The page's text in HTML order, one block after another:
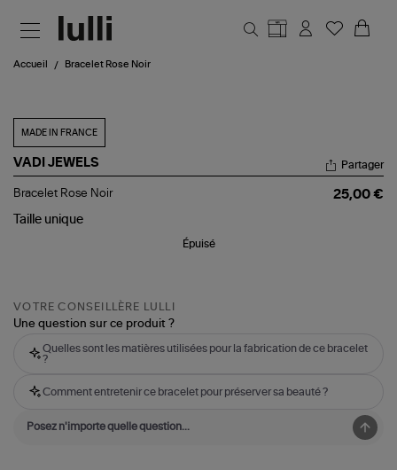
Accueil Bracelet Rose Noir
MADE IN FRANCE
VADI JEWELS
Bracelet
Noir
Partager
Bracelet Rose Noir
25,00 €
Taille unique
Épuisé
VOTRE CONSEILLÈRE LULLI
Une question sur ce produit ?
Quelles sont les matières utilisées pour la fabrication de ce bracelet
?
Comment entretenir ce bracelet pour préserver sa beauté ?